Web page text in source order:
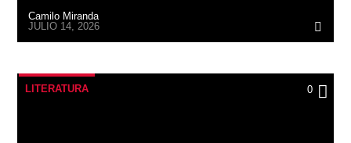
Camilo Miranda
JULIO 14, 2026
LITERATURA 0